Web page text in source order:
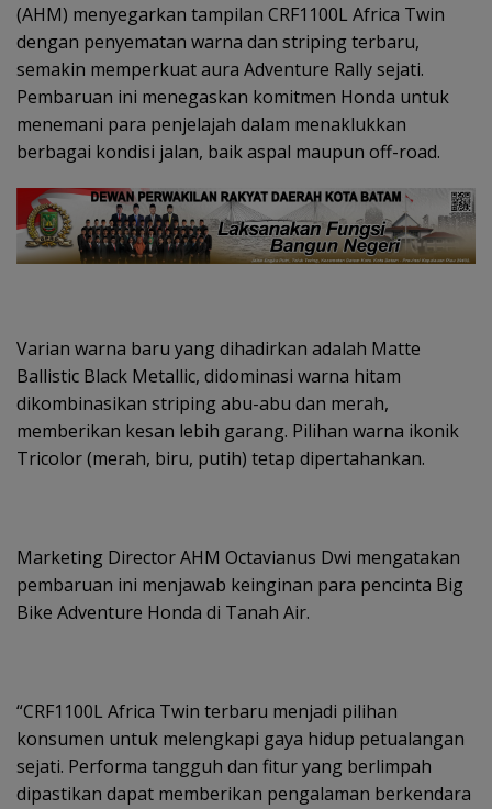
(AHM) menyegarkan tampilan CRF1100L Africa Twin
dengan penyematan warna dan striping terbaru,
semakin memperkuat aura Adventure Rally sejati.
Pembaruan ini menegaskan komitmen Honda untuk
menemani para penjelajah dalam menaklukkan
berbagai kondisi jalan, baik aspal maupun off-road.
Varian warna baru yang dihadirkan adalah Matte
Ballistic Black Metallic, didominasi warna hitam
dikombinasikan striping abu-abu dan merah,
memberikan kesan lebih garang. Pilihan warna ikonik
Tricolor (merah, biru, putih) tetap dipertahankan.
Marketing Director AHM Octavianus Dwi mengatakan
pembaruan ini menjawab keinginan para pencinta Big
Bike Adventure Honda di Tanah Air.
“CRF1100L Africa Twin terbaru menjadi pilihan
konsumen untuk melengkapi gaya hidup petualangan
sejati. Performa tangguh dan fitur yang berlimpah
dipastikan dapat memberikan pengalaman berkendara